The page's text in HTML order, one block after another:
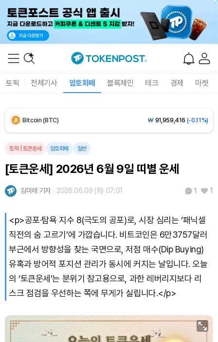
토픽 전체기사 암호화폐 블록체인 테크 경제 마켓
Solana (SOL) ₩104,293(-0.07%)
Bitcoin (BTC) ₩ 91,959,416 (-0.11%)
토픽 토큰운세 암호화폐 일반
[토큰운세] 2026년 6월 9일 띠별 운세
김미래 기자 2026.06.09 (화) 07:01 1 1
<p>공포·탐욕 지수 8(극도의 공포)로, 시장 심리는 ‘패닉셀
직전의 숨 고르기’에 가깝습니다. 비트코인은 6만3757달러
부근에서 방향성을 찾는 국면으로, 저점 매수(Dip Buying)
유혹과 방어적 포지션 관리가 동시에 커지는 날입니다. 오늘
의 ‘토큰운세’는 분위기 참고용으로, 과한 레버리지보다 리
스크 점검을 우선하는 쪽에 무게가 실립니다.</p>